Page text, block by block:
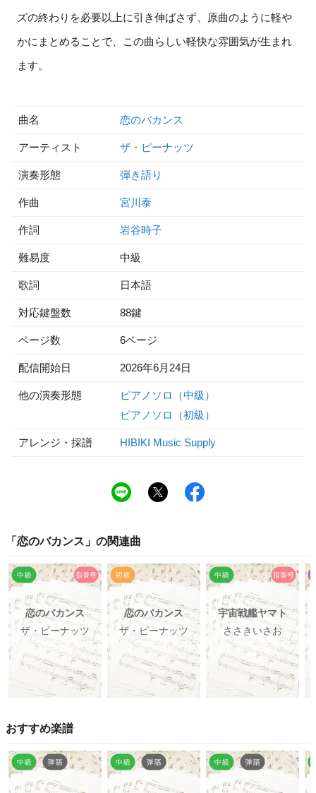
ズの終わりを必要以上に引き伸ばさず、原曲のように軽や
かにまとめることで、この曲らしい軽快な雰囲気が生まれ
ます。
曲名 恋のバカンス
アーティスト ザ・ピーナッツ
演奏形態 弾き語り
作曲 宮川泰
作詞 岩谷時子
難易度 中級
歌詞 日本語
対応鍵盤数 88鍵
ページ数 6ページ
配信開始日 2026年6月24日
他の演奏形態
ピアノソロ（中級）
ピアノソロ（初級）
アレンジ・採譜 HIBIKI Music Supply
「 恋のバカンス 」の関連曲
恋のバカンス
ザ・ピーナッツ
恋のバカンス
ザ・ピーナッツ
宇宙戦艦ヤマト
ささきいさお
おすすめ楽譜